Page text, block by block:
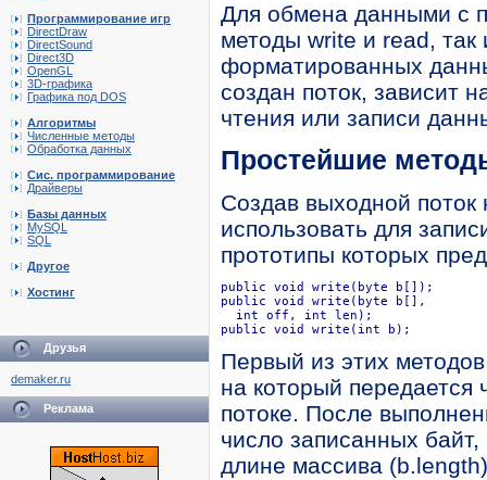
Программирование игр
DirectDraw
DirectSound
Direct3D
OpenGL
3D-графика
Графика под DOS
Алгоритмы
Численные методы
Обработка данных
Сис. программирование
Драйверы
Базы данных
MySQL
SQL
Другое
Хостинг
Друзья
demaker.ru
Реклама
Для обмена данными с
методы write и read,
форматированных
создан поток, зависит
чтения или записи
Простейшие
Создав выходной
использовать для
прототипы которых
public void write(byte b[]);
public void write(byte b[],
  int off, int len);
public void write(int b);
Первый из этих
на который передается
потоке. После
число записанных
длине массива